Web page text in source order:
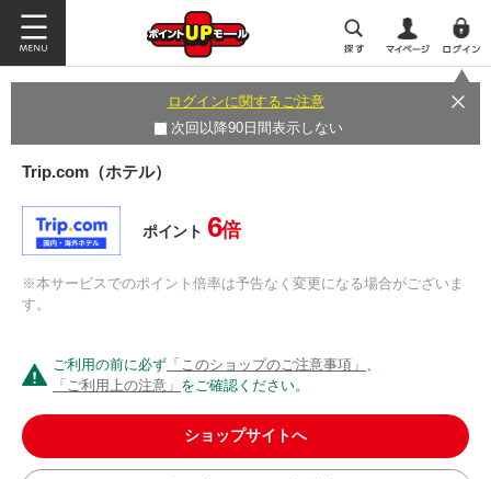
ログインに関するご注意
次回以降90日間表示しない
Trip.com（ホテル）
ポイント 6倍
※本サービスでのポイント倍率は予告なく変更になる場合がございま
す。
ご利用の前に必ず 「このショップのご注意事項」 、
「ご利用上の注意」 をご確認ください。
ショップサイトへ